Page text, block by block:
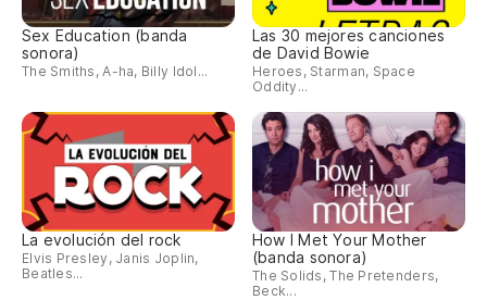
Sex Education (banda
sonora)
The Smiths, A-ha, Billy Idol...
Las 30 mejores canciones
de David Bowie
Heroes, Starman, Space
Oddity...
La evolución del rock
Elvis Presley, Janis Joplin,
Beatles...
How I Met Your Mother
(banda sonora)
The Solids, The Pretenders,
Beck...